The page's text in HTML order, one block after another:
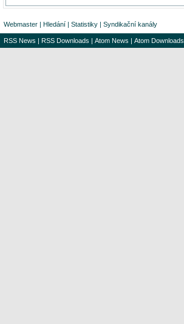
Webmaster | Hledání | Statistiky | Syndikační kanály
RSS News | RSS Downloads | Atom News | Atom Downloads